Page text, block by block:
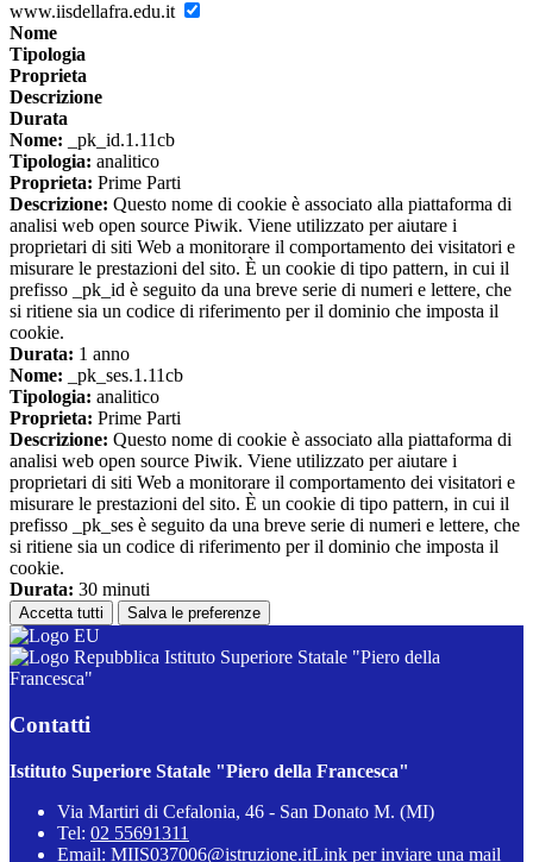
www.iisdellafra.edu.it
Nome
Tipologia
Proprieta
Descrizione
Durata
Nome: _pk_id.1.11cb
Tipologia: analitico
Proprieta: Prime Parti
Descrizione: Questo nome di cookie è associato alla piattaforma di
analisi web open source Piwik. Viene utilizzato per aiutare i
proprietari di siti Web a monitorare il comportamento dei visitatori e
misurare le prestazioni del sito. È un cookie di tipo pattern, in cui il
prefisso _pk_id è seguito da una breve serie di numeri e lettere, che
si ritiene sia un codice di riferimento per il dominio che imposta il
cookie.
Durata: 1 anno
Nome: _pk_ses.1.11cb
Tipologia: analitico
Proprieta: Prime Parti
Descrizione: Questo nome di cookie è associato alla piattaforma di
analisi web open source Piwik. Viene utilizzato per aiutare i
proprietari di siti Web a monitorare il comportamento dei visitatori e
misurare le prestazioni del sito. È un cookie di tipo pattern, in cui il
prefisso _pk_ses è seguito da una breve serie di numeri e lettere, che
si ritiene sia un codice di riferimento per il dominio che imposta il
cookie.
Durata: 30 minuti
Accetta tutti Salva le preferenze
Istituto Superiore Statale "Piero della
Francesca"
Contatti
Istituto Superiore Statale "Piero della Francesca"
Via Martiri di Cefalonia, 46 - San Donato M. (MI)
Tel: 02 55691311
Email: MIIS037006@istruzione.itLink per inviare una mail